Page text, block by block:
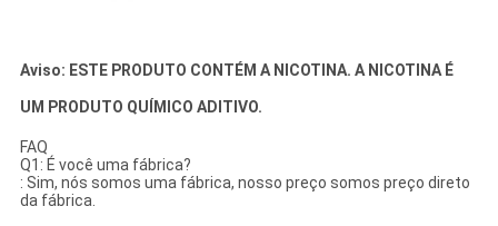
Aviso: ESTE PRODUTO CONTÉM A NICOTINA. A NICOTINA É
UM PRODUTO QUÍMICO ADITIVO.
FAQ
Q1: É você uma fábrica?
: Sim, nós somos uma fábrica, nosso preço somos preço direto
da fábrica.